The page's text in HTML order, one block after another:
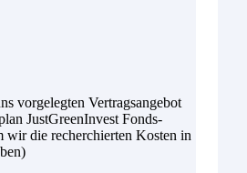
vorgelegten Vertragsangebot
JustGreenInvest Fonds-
wir die recherchierten Kosten in